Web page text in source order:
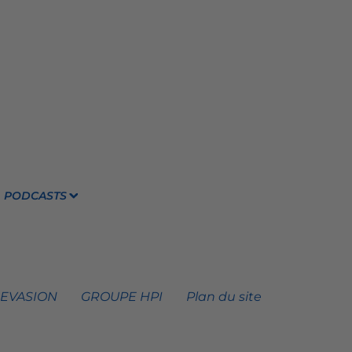
PODCASTS
GROUPE HPI Plan du site